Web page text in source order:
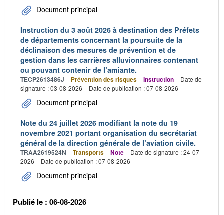
Document principal
Instruction du 3 août 2026 à destination des Préfets
de départements concernant la poursuite de la
déclinaison des mesures de prévention et de
gestion dans les carrières alluvionnaires contenant
ou pouvant contenir de l’amiante.
TECP2613486J Prévention des risques Instruction
Date de
signature : 03-08-2026
Date de publication : 07-08-2026
Document principal
Note du 24 juillet 2026 modifiant la note du 19
novembre 2021 portant organisation du secrétariat
général de la direction générale de l’aviation civile.
TRAA2619524N Transports Note
Date de signature : 24-07-
2026
Date de publication : 07-08-2026
Document principal
Publié le : 06-08-2026